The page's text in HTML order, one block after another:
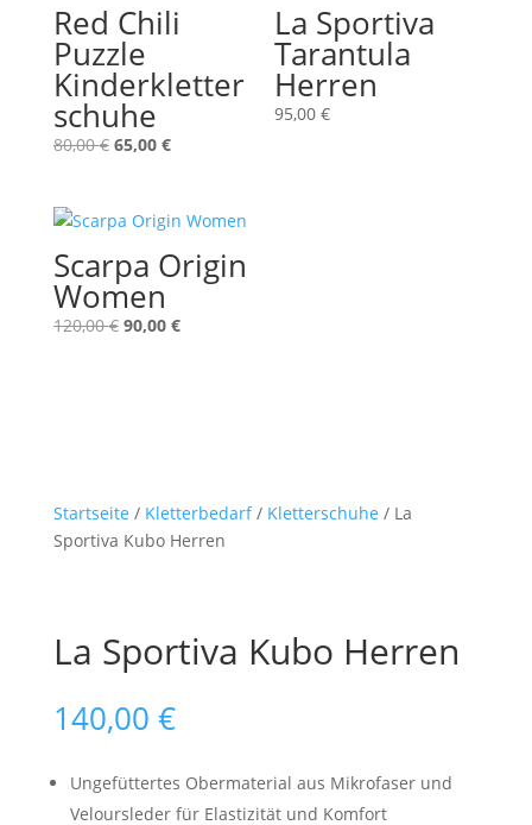
Red Chili
Puzzle
Kinderkletter
schuhe
80,00€ Ursprünglicher
80,00 €
65,00 €Aktueller
65,00 €.
La Sportiva
Tarantula
Herren
95,00€
Scarpa Origin
Women
120,00€ Ursprünglicher
90,00 €Aktueller
Startseite / Kletterbedarf/ Kletterschuhe / La
Sportiva Kubo Herren
La Sportiva Kubo Herren
140,00 €
Ungefüttertes Obermaterial aus Mikrofaser und
Veloursleder für Elastizität und Komfort